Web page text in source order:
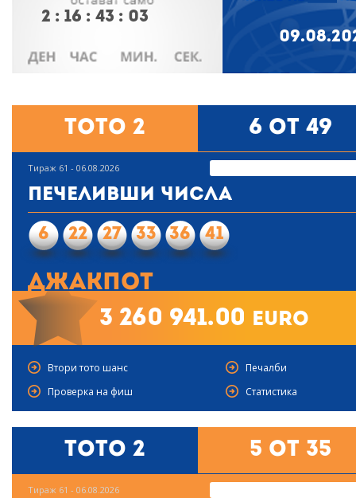
2 : 16 : 43 : 02
Тото 2 6 от 49
Тираж 61 - 06.08.2026
Печеливши числа
6 22 27 33 36 41
Джакпот
3 260 941.00 euro
Втори тото шанс
Печалби
Проверка на фиш
Статистика
Тото 2 5 от 35
Тираж 61 - 06.08.2026